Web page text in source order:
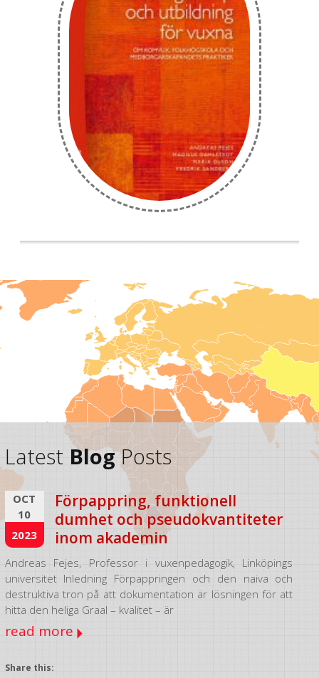
Latest BlogPosts
OCT
10
2023
Förpappring, funktionell
dumhet och pseudokvantiteter
inom akademin
Andreas Fejes, Professor i vuxenpedagogik, Linköpings
universitet Inledning Förpappringen och den naiva och
destruktiva tron på att dokumentation är lösningen för att
hitta den heliga Graal – kvalitet – är
read more
Share this: